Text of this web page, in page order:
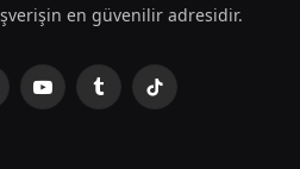
en güvenilir adresidir.
YouTubeTumblrTikTok